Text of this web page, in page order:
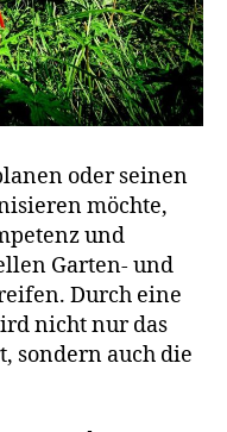
oder seinen
möchte,
und
Garten- und
Durch eine
nicht nur das
sondern auch die